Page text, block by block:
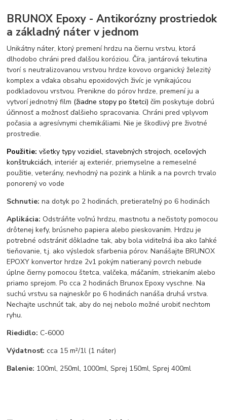
BRUNOX Epoxy - Antikorózny prostriedok
a základný náter v jednom
Unikátny náter, ktorý premení hrdzu na čiernu vrstvu, ktorá
dlhodobo chráni pred ďalšou koróziou. Číra, jantárová tekutina
tvorí s neutralizovanou vrstvou hrdze kovovo organický železitý
komplex a vďaka obsahu epoxidových živíc je vynikajúcou
podkladovou vrstvou. Prenikne do pórov hrdze, premení ju a
vytvorí jednotný film (žiadne stopy po štetci)čím poskytuje dobrú
účinnosť a možnosť ďalšieho spracovania. Chráni pred vplyvom
počasia a agresívnymi chemikáliami. Nie je škodlivý pre životné
prostredie.
Použitie: všetky typy vozidiel, stavebných strojoch, oceľových
konštrukciách,interiér aj exteriér, priemyselne a remeselné
použitie, veterány, nevhodný na pozink a hliník a na povrch trvalo
ponorený vo vode
Schnutie: na dotyk po 2 hodinách, pretierateľný po 6 hodinách
Aplikácia:Odstráňte voľnú hrdzu, mastnotu a nečistoty pomocou
drôtenej kefy, brúsneho papiera alebo pieskovaním. Hrdzu je
potrebné odstrániť dôkladne tak, aby bola viditeľná iba ako ľahké
tieňovanie, t.j. ako výsledok sfarbenia pórov. Nanášajte BRUNOX
EPOXY konvertor hrdze 2v1 pokým natieraný povrch nebude
úplne čierny pomocou štetca, valčeka, máčaním, striekaním alebo
priamo sprejom. Po cca 2 hodinách Brunox Epoxy vyschne. Na
suchú vrstvu sa najneskôr po 6 hodinách nanáša druhá vrstva.
Nechajte uschnúť tak, aby do nej nebolo možné urobiť nechtom
ryhu.
Riedidlo:C-6000
Výdatnosť: cca 15 m²/1l (1 náter)
Balenie: 100ml, 250ml, 1000ml, Sprej 150ml, Sprej 400ml